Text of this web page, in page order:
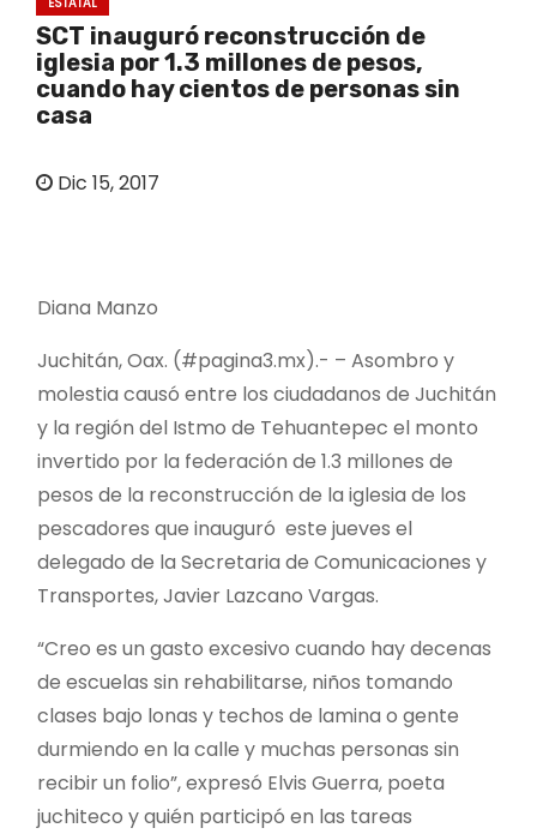
SCT inauguró reconstrucción de
iglesia por 1.3 millones de pesos,
cuando hay cientos de personas sin
casa
Dic 15, 2017
Diana Manzo
Juchitán, Oax. (#pagina3.mx).- – Asombro y
molestia causó entre los ciudadanos de Juchitán
y la región del Istmo de Tehuantepec el monto
invertido por la federación de 1.3 millones de
pesos de la reconstrucción de la iglesia de los
pescadores que inauguró este jueves el
delegado de la Secretaria de Comunicaciones y
Transportes, Javier Lazcano Vargas.
“Creo es un gasto excesivo cuando hay decenas
de escuelas sin rehabilitarse, niños tomando
clases bajo lonas y techos de lamina o gente
durmiendo en la calle y muchas personas sin
recibir un folio”, expresó Elvis Guerra, poeta
juchiteco y quién participó en las tareas